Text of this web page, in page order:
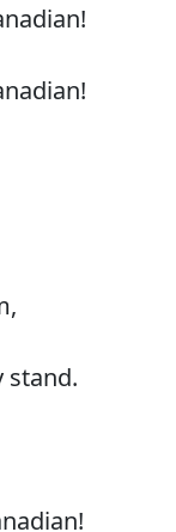
stand.